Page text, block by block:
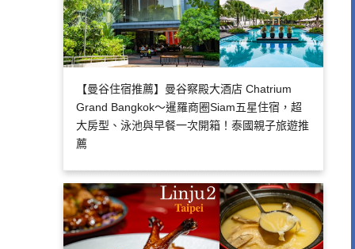
【曼谷住宿推薦】曼谷察殿大酒店 Chatrium
Grand Bangkok～暹羅商圈Siam五星住宿，超
大房型、泳池與早餐一次開箱！泰國親子旅遊推
薦